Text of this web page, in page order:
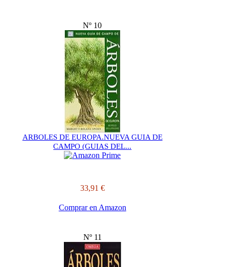
Nº 10
ARBOLES DE EUROPA.NUEVA GUIA DE
CAMPO (GUIAS DEL...
33,91 €
Comprar en Amazon
Nº 11